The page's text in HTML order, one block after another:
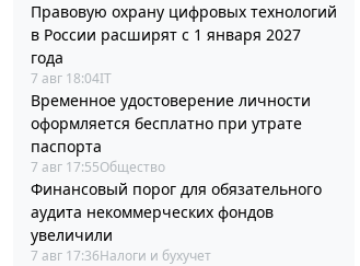
Правовую охрану цифровых технологий
в России расширят с 1 января 2027
года
7 авг 18:04IT
Временное удостоверение личности
оформляется бесплатно при утрате
паспорта
7 авг 17:55Общество
Финансовый порог для обязательного
аудита некоммерческих фондов
увеличили
7 авг 17:36Налоги и бухучет